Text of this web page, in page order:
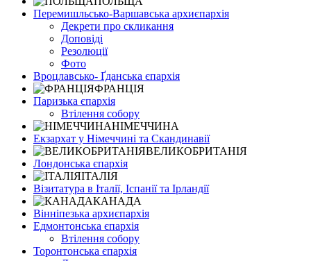
Перемишльсько-Варшавська архиєпархія
Декрети про скликання
Доповіді
Резолюції
Фото
Вроцлавсько- Ґданська єпархія
ФРАНЦІЯ
Паризька єпархія
Втілення собору
НІМЕЧЧИНА
Екзархат у Німеччині та Скандинавії
ВЕЛИКОБРИТАНІЯ
Лондонська єпархія
ІТАЛІЯ
Візитатура в Італії, Іспанії та Ірландії
КАНАДА
Вінніпезька архиєпархія
Едмонтонська єпархія
Втілення собору
Торонтонська єпархія